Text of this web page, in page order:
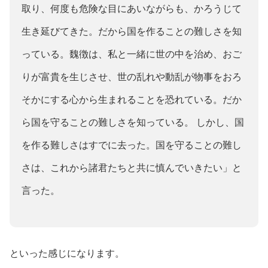
取り、何度も危険な目にあいながらも、かろうじて
生き延びてきた。だから国を作ることの難しさを知
っている。魏徴は、私と一緒に世の中を治め、おご
りが富貴を生じさせ、世の乱れや動乱が物事をおろ
そかにする心から生まれることを恐れている。だか
ら国を守ることの難しさを知っている。 しかし、国
を作る難しさはすでに去った。国を守ることの難し
さは、これから諸君たちと共に慎んでいきたい」と
言った。
といった感じになります。